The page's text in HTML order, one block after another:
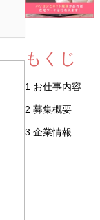
もくじ
1 お仕事内容
2 募集概要
3 企業情報